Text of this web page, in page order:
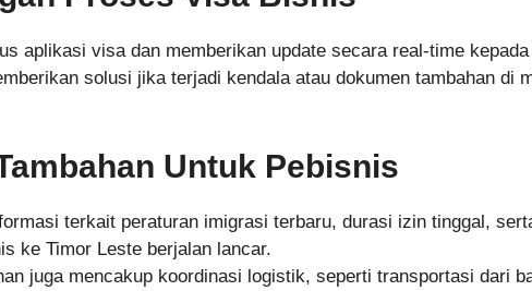
aplikasi visa dan memberikan update secara real-time kepada
solusi jika terjadi kendala atau dokumen tambahan di
Untuk Pebisnis
terkait peraturan imigrasi terbaru, durasi izin tinggal,
ke Timor Leste berjalan lancar.
juga mencakup koordinasi logistik, seperti transportasi dari